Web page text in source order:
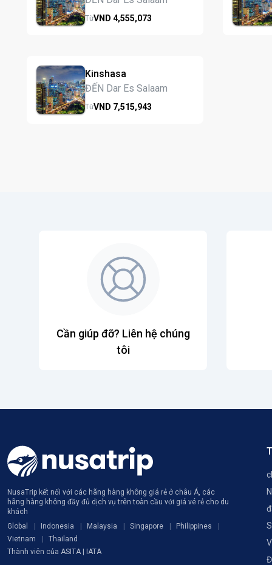
TừVND 4,555,073
Kinshasa
ĐẾN Dar Es Salaam
TừVND 7,515,943
Cần giúp đỡ? Liên hệ chúng
tôi
NusaTrip kết nối với các hãng hàng không giá rẻ ở châu Á, các
hãng hàng không đầy đủ dịch vụ trên toàn cầu với giá vé rẻ cho du
khách
Global
Indonesia Malaysia Singapore
Philippines
Vietnam
Thailand
Thành viên của ASITA | IATA